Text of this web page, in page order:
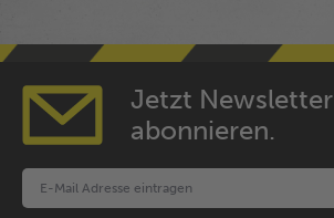
Jetzt Newsletter
abonnieren.